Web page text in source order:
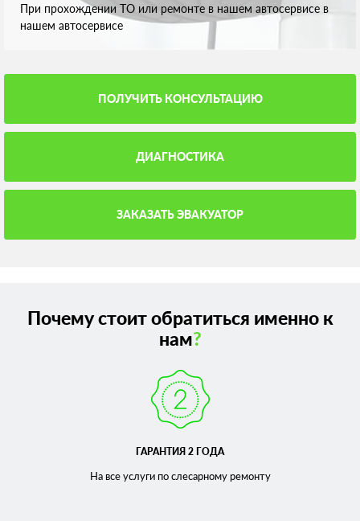
При прохождении ТО или ремонте в нашем автосервисе в
нашем автосервисе
ПОЛУЧИТЬ КОНСУЛЬТАЦИЮ
ДИАГНОСТИКА
ЗАКАЗАТЬ ЭВАКУАТОР
Почему стоит обратиться именно к
нам?
ГАРАНТИЯ 2 ГОДА
На все услуги по слесарномуремонту